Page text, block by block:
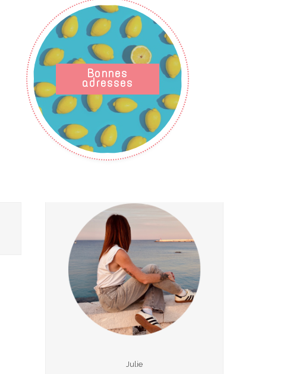
Bonnes
adresses
Julie